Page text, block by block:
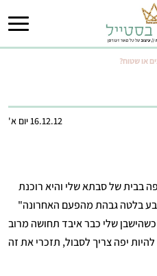
או שטוח?
16.12.12 יום א'
בבית של סבתא שלי והיא רוכנת
בלטה גבהת מהפעם האחרונה"
שלי כבר איבד תחושה מרוב
יפה צריך לסבול, תזכרי את זה